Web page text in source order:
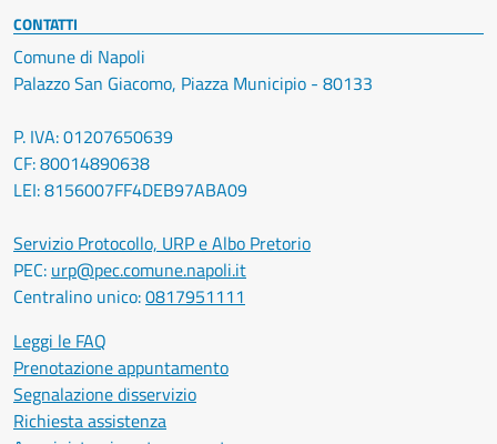
CONTATTI
Comune di Napoli
Palazzo San Giacomo, Piazza Municipio - 80133
P. IVA: 01207650639
CF: 80014890638
LEI: 8156007FF4DEB97ABA09
Servizio Protocollo, URP e Albo Pretorio
PEC: urp@pec.comune.napoli.it
Centralino unico:0817951111
Leggi le FAQ
Prenotazione appuntamento
Segnalazione disservizio
Richiesta assistenza